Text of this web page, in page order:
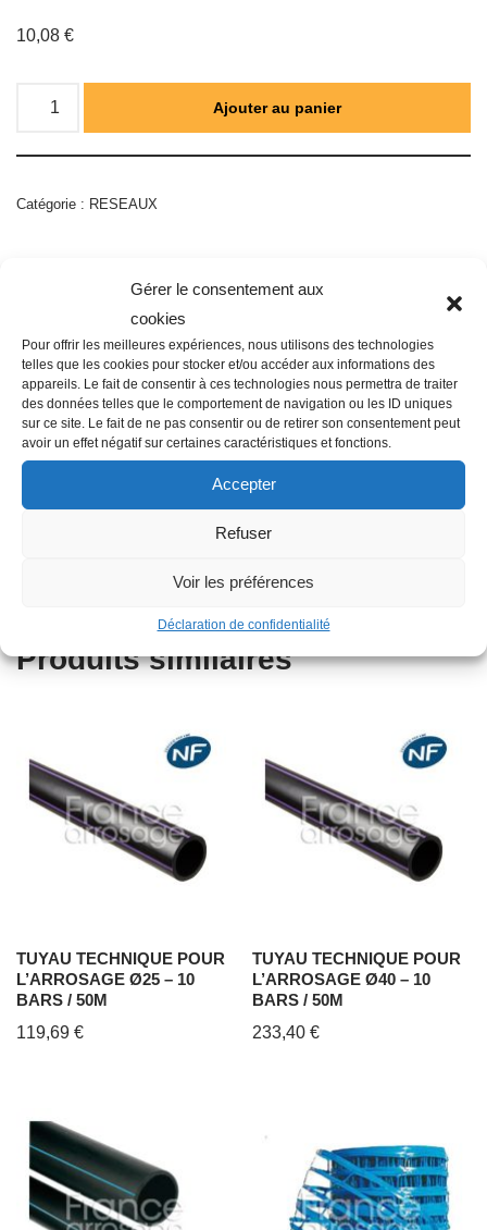
Gérer le consentement aux
cookies
Pour offrir les meilleures expériences, nous utilisons des technologies
telles que les cookies pour stocker et/ou accéder aux informations des
appareils. Le fait de consentir à ces technologies nous permettra de traiter
des données telles que le comportement de navigation ou les ID uniques
sur ce site. Le fait de ne pas consentir ou de retirer son consentement peut
avoir un effet négatif sur certaines caractéristiques et fonctions.
Accepter
Refuser
Voir les préférences
Déclaration de confidentialité
10,08 €
Ajouter au panier
Catégorie : RESEAUX
Famille : F01
Diamètre : 40 mm
Filetage raccord : 1″
Raccordement : Femelle – Mâle
Type : Raccord compression
Produits similaires
TUYAU TECHNIQUE POUR
L’ARROSAGE Ø25 – 10
BARS / 50M
119,69 €
TUYAU TECHNIQUE POUR
L’ARROSAGE Ø40 – 10
BARS / 50M
233,40€